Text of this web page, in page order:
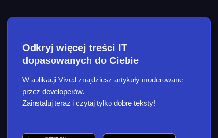
Odkryj więcej treści IT
dopasowanych do Ciebie
W aplikacji Vived znajdziesz artykuły moderowane
przez developerów.
Zainstaluj teraz i czytaj tylko dobre teksty!